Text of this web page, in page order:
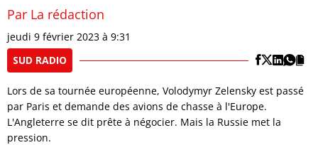
Par La rédaction
jeudi 9 février 2023 à 9:31
SUD RADIO
Lors de sa tournée européenne, Volodymyr Zelensky est passé
par Paris et demande des avions de chasse à l'Europe.
L'Angleterre se dit prête à négocier. Mais la Russie met la
pression.